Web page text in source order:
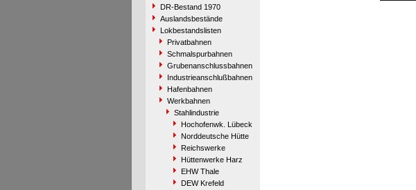
DR-Bestand 1970
Auslandsbestände
Lokbestandslisten
Privatbahnen
Schmalspurbahnen
Grubenanschlussbahnen
Industrieanschlußbahnen
Hafenbahnen
Werkbahnen
Stahlindustrie
Hochofenwk. Lübeck
Norddeutsche Hütte
Reichswerke
Hüttenwerke Harz
EHW Thale
DEW Krefeld